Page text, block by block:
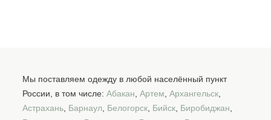
Мы поставляем одежду в любой населённый пункт
России, в том числе: Абакан, Артем, Архангельск,
Астрахань, Барнаул, Белогорск, Бийск, Биробиджан,